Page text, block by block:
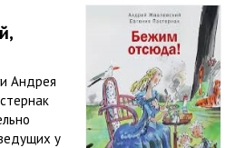
Андрея
у